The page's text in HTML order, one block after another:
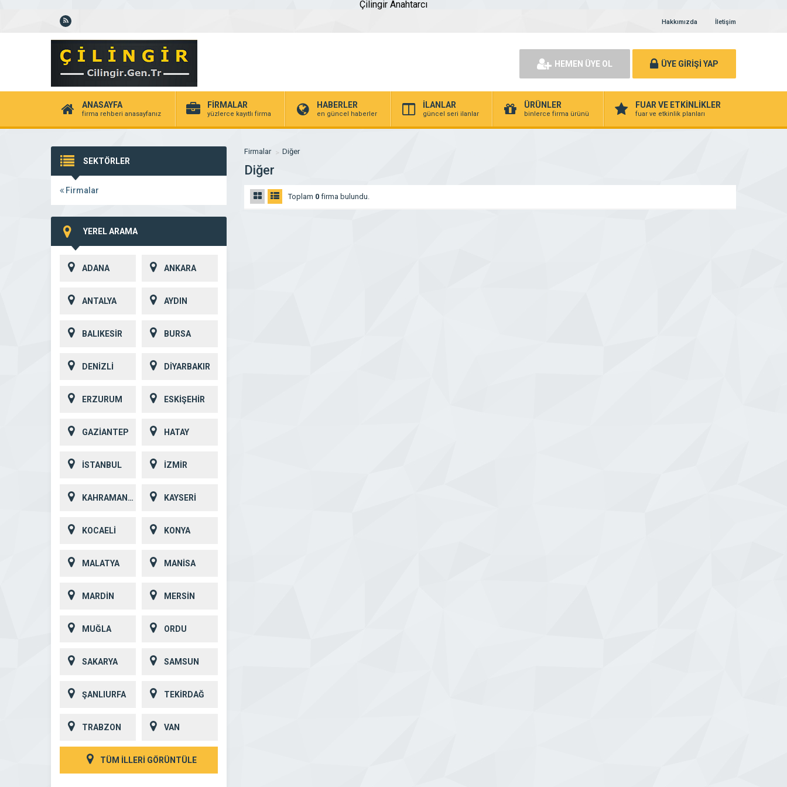
Çilingir Anahtarcı
Hakkımızda İletişim
HEMEN ÜYE OL ÜYE GİRİŞİ YAP
ANASAYFA
firma rehberi anasayfanız
FİRMALAR
yüzlerce kayıtlı firma
HABERLER
en güncel haberler
İLANLAR
güncel seri ilanlar
ÜRÜNLER
binlerce firma ürünü
FUAR VE ETKİNLİKLER
fuar ve etkinlik planları
SEKTÖRLER
Firmalar
YEREL ARAMA
ADANA ANKARA
ANTALYA AYDIN
BALIKESİR BURSA
DENİZLİ DİYARBAKIR
ERZURUM ESKİŞEHİR
GAZİANTEP HATAY
İSTANBUL İZMİR
KAHRAMANMARAŞ KAYSERİ
KOCAELİ KONYA
MALATYA MANİSA
MARDİN MERSİN
MUĞLA ORDU
SAKARYA SAMSUN
ŞANLIURFA TEKİRDAĞ
TRABZON VAN
TÜM İLLERİ GÖRÜNTÜLE
Firmalar Diğer
Diğer
Toplam 0 firma bulundu.